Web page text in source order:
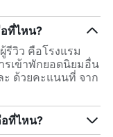
ที่ไหน?
รีวิว คือโรงแรม
รเข้าพักยอดนิยมอื่น
ะ ด้วยคะแนนที่ จาก
อที่ไหน?